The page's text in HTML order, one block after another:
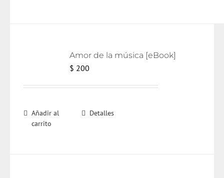
Amor de la música [eBook]
$ 200
Añadir al
carrito
Detalles